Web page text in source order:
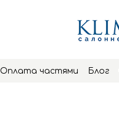
Оплата частями Блог